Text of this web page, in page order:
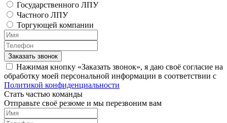
Государственного ЛПУ
Частного ЛПУ
Торгующей компании
Заказать звонок
Нажимая кнопку «Заказать звонок», я даю своё согласие на
обработку моей персональной информации в соответствии с
Политикой конфиденциальности
Стать частью команды
Отправьте своё резюме и мы перезвоним вам